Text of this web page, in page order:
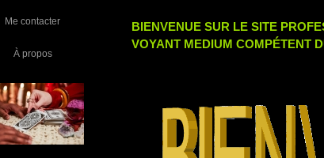
Me contacter
À propos
BIENVENUE SUR LE SITE
VOYANT MEDIUM COMPÉTENT